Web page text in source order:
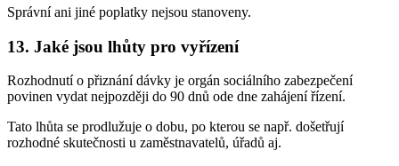
Správní ani jiné poplatky nejsou stanoveny.
13. Jaké jsou lhůty pro vyřízení
Rozhodnutí o přiznání dávky je orgán sociálního zabezpečení
povinen vydat nejpozději do 90 dnů ode dne zahájení řízení.
Tato lhůta se prodlužuje o dobu, po kterou se např. došetřují
rozhodné skutečnosti u zaměstnavatelů, úřadů aj.